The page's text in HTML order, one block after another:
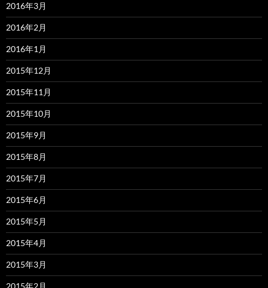
2016年3月
2016年2月
2016年1月
2015年12月
2015年11月
2015年10月
2015年9月
2015年8月
2015年7月
2015年6月
2015年5月
2015年4月
2015年3月
2015年2月